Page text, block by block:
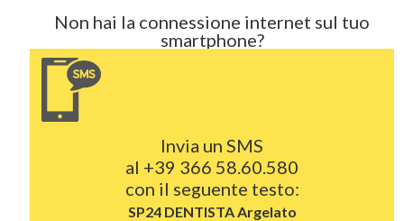
Non hai la connessione internet sul tuo
smartphone?
Invia un SMS
al +39 366 58.60.580
con il seguente testo:
SP24 DENTISTAArgelato